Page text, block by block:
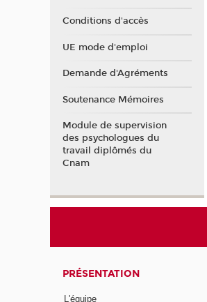
Conditions d'accès
UE mode d'emploi
Demande d'Agréments
Soutenance Mémoires
Module de supervision
des psychologues du
travail diplômés du
Cnam
PRÉSENTATION
L'équipe